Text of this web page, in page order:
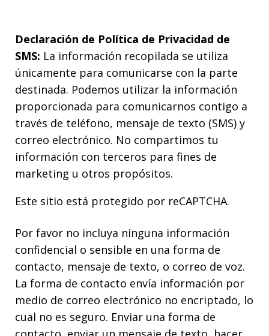
Declaración de Política de Privacidad de
SMS: La información recopilada se utiliza
únicamente para comunicarse con la parte
destinada. Podemos utilizar la información
proporcionada para comunicarnos contigo a
través de teléfono, mensaje de texto (SMS) y
correo electrónico. No compartimos tu
información con terceros para fines de
marketing u otros propósitos.
Este sitio está protegido por reCAPTCHA.
Por favor no incluya ninguna información
confidencial o sensible en una forma de
contacto, mensaje de texto, o correo de voz.
La forma de contacto envía información por
medio de correo electrónico no encriptado, lo
cual no es seguro. Enviar una forma de